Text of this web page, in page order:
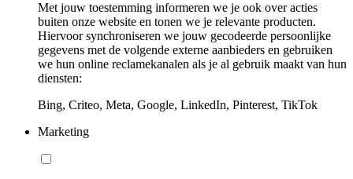
Met jouw toestemming informeren we je ook over acties
buiten onze website en tonen we je relevante producten.
Hiervoor synchroniseren we jouw gecodeerde persoonlijke
gegevens met de volgende externe aanbieders en gebruiken
we hun online reclamekanalen als je al gebruik maakt van hun
diensten:
Bing, Criteo, Meta, Google, LinkedIn, Pinterest, TikTok
Marketing